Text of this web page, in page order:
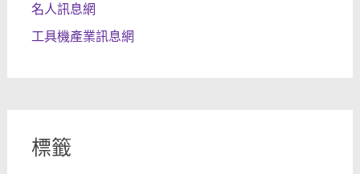
名人訊息網
工具機產業訊息網
標籤